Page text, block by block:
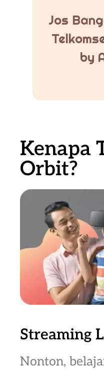
Jos
by
Kenapa
Orbit?
Streaming
Nonton,